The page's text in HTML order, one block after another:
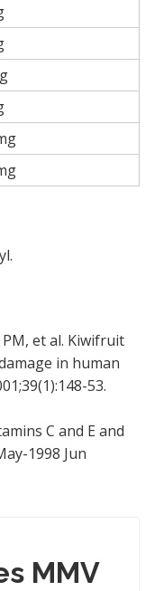
et al. Kiwifruit
in human
53.
C and E and
1998 Jun
MMV